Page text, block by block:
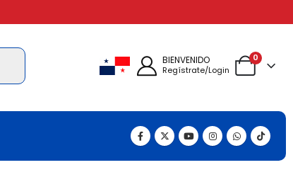
BIENVENIDO
Regístrate/Login
0